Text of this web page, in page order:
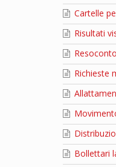
Cartelle
Risultati
Richieste
Bollettari